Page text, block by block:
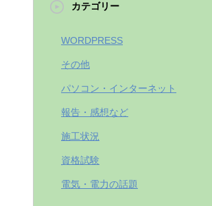
カテゴリー
WORDPRESS
その他
パソコン・インターネット
報告・感想など
施工状況
資格試験
電気・電力の話題